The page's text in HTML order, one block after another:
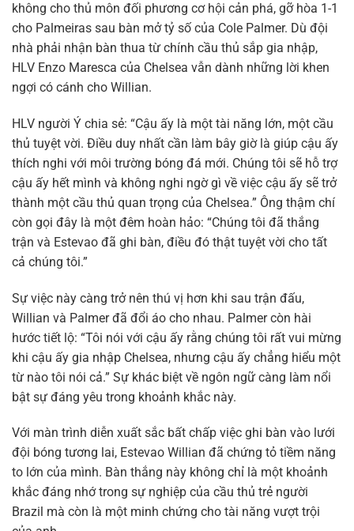
không cho thủ môn đối phương cơ hội cản phá, gỡ hòa 1-1
cho Palmeiras sau bàn mở tỷ số của Cole Palmer. Dù đội
nhà phải nhận bàn thua từ chính cầu thủ sắp gia nhập,
HLV Enzo Maresca của Chelsea vẫn dành những lời khen
ngợi có cánh cho Willian.
HLV người Ý chia sẻ: “Cậu ấy là một tài năng lớn, một cầu
thủ tuyệt vời. Điều duy nhất cần làm bây giờ là giúp cậu ấy
thích nghi với môi trường bóng đá mới. Chúng tôi sẽ hỗ trợ
cậu ấy hết mình và không nghi ngờ gì về việc cậu ấy sẽ trở
thành một cầu thủ quan trọng của Chelsea.” Ông thậm chí
còn gọi đây là một đêm hoàn hảo: “Chúng tôi đã thắng
trận và Estevao đã ghi bàn, điều đó thật tuyệt vời cho tất
cả chúng tôi.”
Sự việc này càng trở nên thú vị hơn khi sau trận đấu,
Willian và Palmer đã đổi áo cho nhau. Palmer còn hài
hước tiết lộ: “Tôi nói với cậu ấy rằng chúng tôi rất vui mừng
khi cậu ấy gia nhập Chelsea, nhưng cậu ấy chẳng hiểu một
từ nào tôi nói cả.” Sự khác biệt về ngôn ngữ càng làm nổi
bật sự đáng yêu trong khoảnh khắc này.
Với màn trình diễn xuất sắc bất chấp việc ghi bàn vào lưới
đội bóng tương lai, Estevao Willian đã chứng tỏ tiềm năng
to lớn của mình. Bàn thắng này không chỉ là một khoảnh
khắc đáng nhớ trong sự nghiệp của cầu thủ trẻ người
Brazil mà còn là một minh chứng cho tài năng vượt trội